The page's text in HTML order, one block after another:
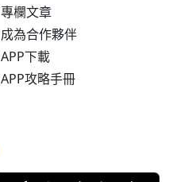
專欄文章
成為合作夥伴
APP下載
APP攻略手冊